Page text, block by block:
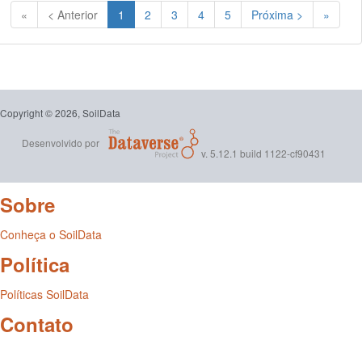
« < Anterior 1 (Atual)
2 3 4 5 Próxima > »
Copyright © 2026, SoilData
Desenvolvido por
v. 5.12.1 build 1122-cf90431
Sobre
Conheça o SoilData
Política
Políticas SoilData
Contato